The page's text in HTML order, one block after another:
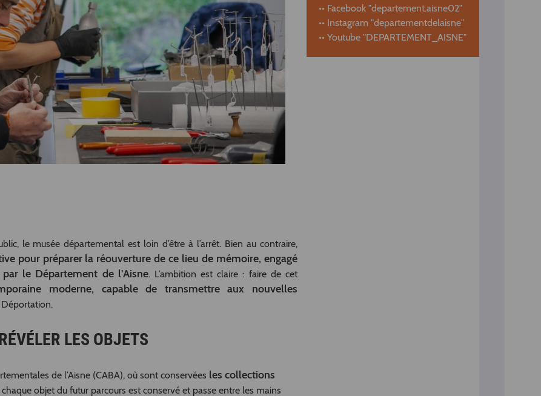
le musée départemental est loin d’être à l’arrêt. Bien au contraire,
pour préparer la réouverture de ce lieu de mémoire, engagé
le Département de l’Aisne. L’ambition est claire : faire de cet
moderne, capable de transmettre aux nouvelles
Déportation.
LES OBJETS
de l’Aisne (CABA), où sont conservées les collections
chaque objet du futur parcours est conservé et passe entre les mains
•• Facebook "departement.aisne02"
•• Instagram "departementdelaisne"
•• Youtube "DEPARTEMENT_AISNE"